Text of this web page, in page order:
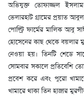
অভিযুক্ত তোফাজ্জল
ভেলারহাট গ্রামের প্রয়াত
পোল্ট্রি ফার্মের মালিক আবু
হোসেনের কাছ থেকে বয়লার
নেওয়া হয়। তিনটি শেডে
সোমবার সকালে প্রতিবেশি
প্রবেশ করে এবং পুরো
খামারে থাকা তিন হাজার